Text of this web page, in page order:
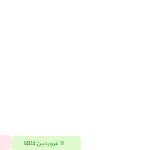
11 فروردین 1404